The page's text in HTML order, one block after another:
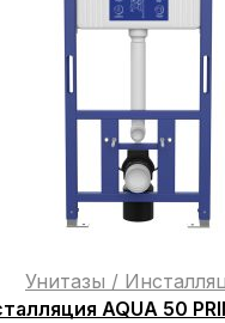
Унитазы /
AQUA 50